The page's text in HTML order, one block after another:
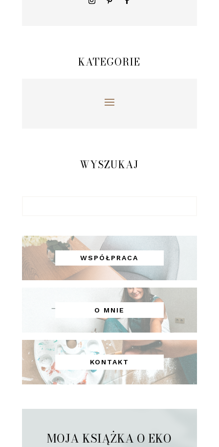
KATEGORIE
WYSZUKAJ
WSPÓŁPRACA
O MNIE
KONTAKT
MOJA KSIĄŻKA O EKO